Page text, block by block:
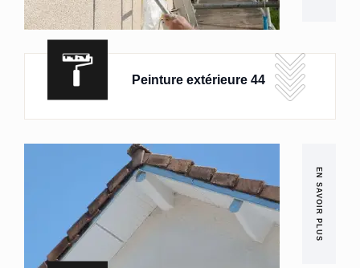
Peinture extérieure 44
EN SAVOIR PLUS